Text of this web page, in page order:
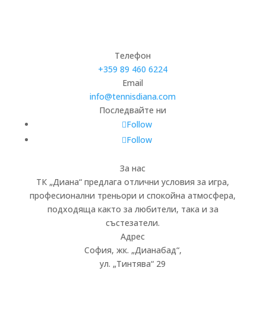
Телефон
+359 89 460 6224­
Email
info@tennisdiana.com
Последвайте ни
Follow
Follow
За нас
ТК „Диана“ предлага отлични условия за игра,
професионални треньори и спокойна атмосфера,
подходяща както за любители, така и за
състезатели.
Адрес
София, жк. „Дианабад“,
ул. „Тинтява“ 29